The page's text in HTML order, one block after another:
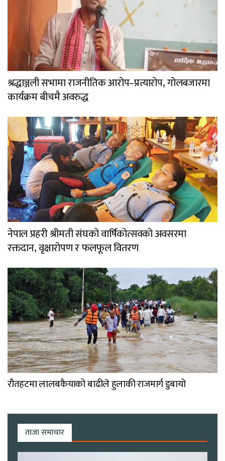
श्रद्धाञ्जली सभामा राजनीतिक आरोप–प्रत्यारोप, गोलबजारमा
कार्यक्रम बीचमै अवरुद्ध
नेपाल प्रहरी श्रीमती संघको वार्षिकोत्सवको अवसरमा
रक्तदान, वृक्षारोपण र फलफूल वितरण
रौतहटमा लालबकैयाको बाढीले हुलाकी राजमार्ग डुबायो
ताजा समाचार